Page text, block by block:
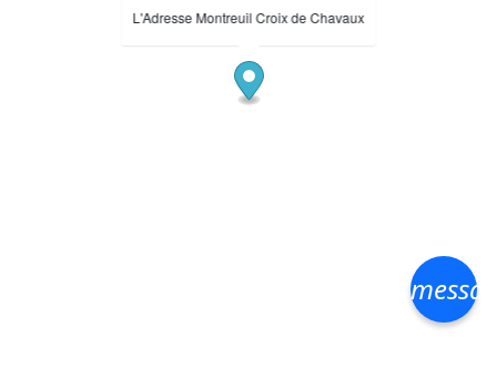
L'Adresse Montreuil Croix de Chavaux